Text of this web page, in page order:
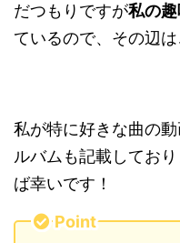
だつもりですが私の
ているので、その辺は
私が特に好きな曲の
ルバムも記載してお
ば幸いです！
Point